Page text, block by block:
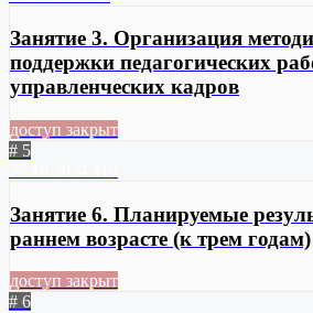
Занятие 3. Организация
поддержки педагогических
управленческих кадров
доступ закрыт
# 5
Занятие 6. Планируемые
раннем возрасте (к трем годам)
доступ закрыт
# 6